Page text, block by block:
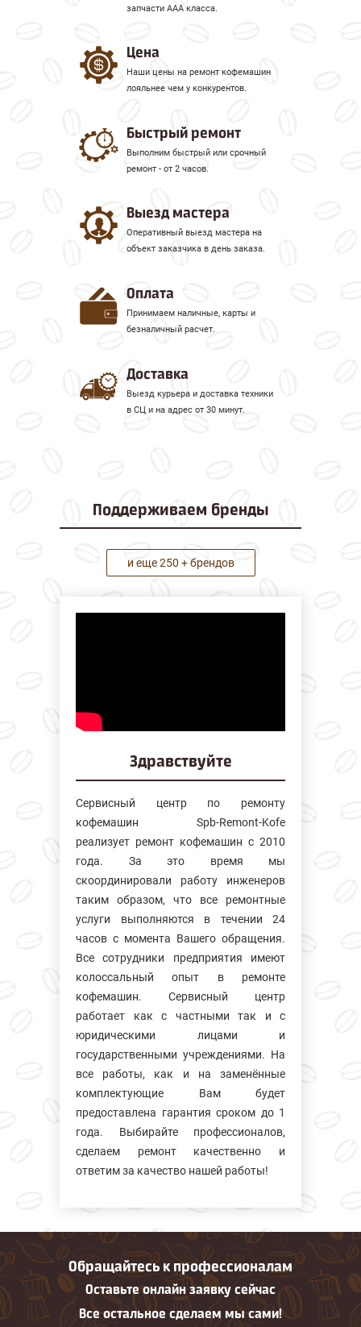
запчасти ААА класса.
Цена
Наши цены на ремонт кофемашин
лояльнее чем у конкурентов.
Быстрый ремонт
Выполним быстрый или срочный
ремонт - от 2 часов.
Выезд мастера
Оперативный выезд мастера на
объект заказчика в день заказа.
Оплата
Принимаем наличные, карты и
безналичный расчет.
Доставка
Выезд курьера и доставка техники
в СЦ и на адрес от 30 минут.
Поддерживаем бренды
и еще 250 + брендов
Здравствуйте
Сервисный центр по ремонту
кофемашин Spb-Remont-Kofe
реализует ремонт кофемашин с 2010
года. За это время мы
скоординировали работу инженеров
таким образом, что все ремонтные
услуги выполняются в течении 24
часов с момента Вашего обращения.
Все сотрудники предприятия имеют
колосcальный опыт в ремонте
кофемашин. Сервисный центр
работает как с частными так и с
юридическими лицами и
государственными учреждениями. На
все работы, как и на заменённые
комплектующие Вам будет
предоставлена гарантия сроком до 1
года. Выбирайте профессионалов,
сделаем ремонт качественно и
ответим за качество нашей работы!
Обращайтесь к профессионалам
Оставьте онлайн заявку сейчас
Все остальное сделаем мы сами!